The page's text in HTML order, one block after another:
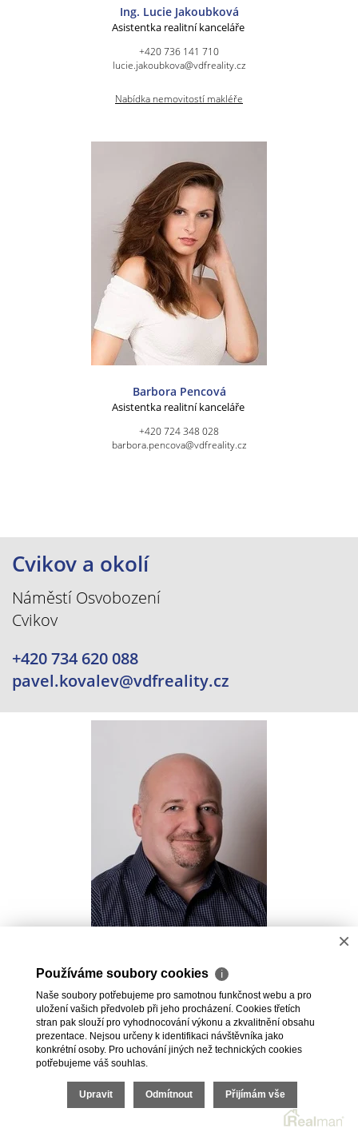
Ing. Lucie Jakoubková
Asistentka realitní kanceláře
+420 736 141 710
lucie.jakoubkova@vdfreality.cz
Nabídka nemovitostí makléře
Barbora Pencová
Asistentka realitní kanceláře
+420 724 348 028
barbora.pencova@vdfreality.cz
Cvikov a okolí
Náměstí Osvobození
Cvikov
+420 734 620 088
pavel.kovalev@vdfreality.cz
Pavel Kovalev
+420 723 491 625
pavel.kovalev@vdfreality.cz
×
Používáme soubory cookies ℹ
Naše soubory potřebujeme pro samotnou funkčnost webu a pro
uložení vašich předvoleb při jeho procházení. Cookies třetích
stran pak slouží pro vyhodnocování výkonu a zkvalitnění obsahu
prezentace. Nejsou určeny k identifikaci návštěvníka jako
konkrétní osoby. Pro uchování jiných než technických cookies
potřebujeme váš souhlas.
Upravit Odmítnout Přijímám vše